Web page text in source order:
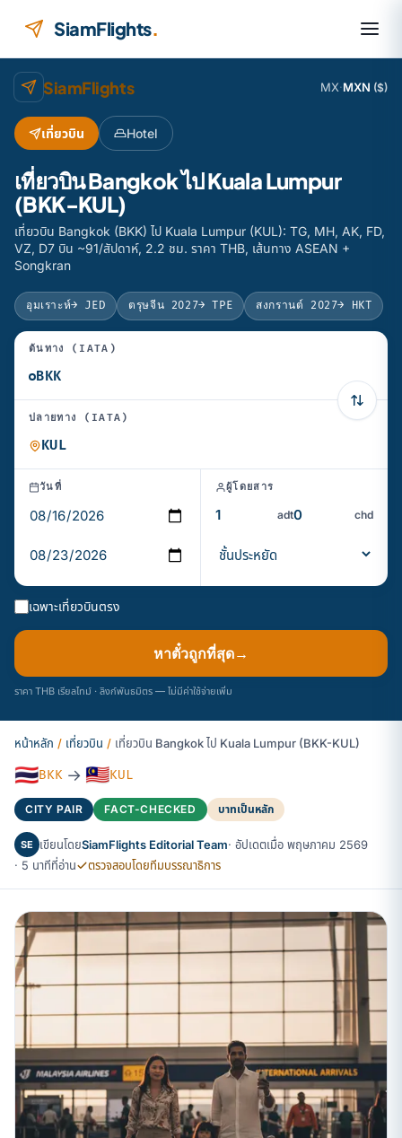
SiamFlights.
SiamFlights MX·MXN ($)
เที่ยวบิน Hotel
เที่ยวบิน Bangkok ไป Kuala Lumpur
(BKK-KUL)
เที่ยวบิน Bangkok (BKK) ไป Kuala Lumpur (KUL): TG, MH, AK, FD,
VZ, D7 บิน ~91/สัปดาห์, 2.2 ชม. ราคา THB, เส้นทาง ASEAN +
Songkran
อุมเราะห์→ JED ตรุษจีน 2027→ TPE สงกรานต์ 2027→ HKT
ต้นทาง (IATA)
ปลายทาง (IATA)
วันที่ ผู้โดยสาร
adt chd
เฉพาะเที่ยวบินตรง
หาตั๋วถูกที่สุด→
ราคา THB เรียลไทม์ · ลิงก์พันธมิตร — ไม่มีค่าใช้จ่ายเพิ่ม
หน้าหลัก / เที่ยวบิน / เที่ยวบิน Bangkok ไป Kuala Lumpur (BKK-KUL)
🇹🇭BKK → 🇲🇾KUL
CITY PAIR FACT-CHECKED บาทเป็นหลัก
SE เขียนโดยSiamFlights Editorial Team· อัปเดตเมื่อ พฤษภาคม 2569
· 5 นาทีที่อ่าน
ตรวจสอบโดยทีมบรรณาธิการ